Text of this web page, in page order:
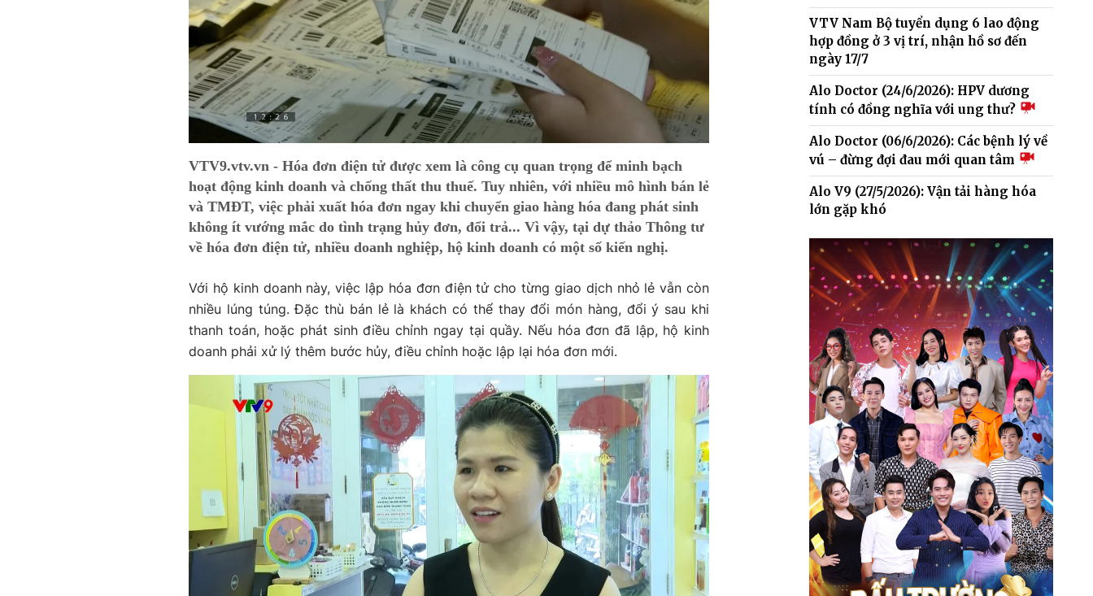
VTV9.vtv.vn - Hóa đơn điện tử được xem là công cụ quan trọng để minh bạch
hoạt động kinh doanh và chống thất thu thuế. Tuy nhiên, với nhiều mô hình bán lẻ
và TMĐT, việc phải xuất hóa đơn ngay khi chuyển giao hàng hóa đang phát sinh
không ít vướng mắc do tình trạng hủy đơn, đổi trả... Vì vậy, tại dự thảo Thông tư
về hóa đơn điện tử, nhiều doanh nghiệp, hộ kinh doanh có một số kiến nghị.
Với hộ kinh doanh này, việc lập hóa đơn điện tử cho từng giao dịch nhỏ lẻ vẫn còn
nhiều lúng túng. Đặc thù bán lẻ là khách có thể thay đổi món hàng, đổi ý sau khi
thanh toán, hoặc phát sinh điều chỉnh ngay tại quầy. Nếu hóa đơn đã lập, hộ kinh
doanh phải xử lý thêm bước hủy, điều chỉnh hoặc lập lại hóa đơn mới.
VTV Nam Bộ tuyển dụng 6 lao động
hợp đồng ở 3 vị trí, nhận hồ sơ đến
ngày 17/7
Alo Doctor (24/6/2026): HPV dương
tính có đồng nghĩa với ung thư?
Alo Doctor (06/6/2026): Các bệnh lý về
vú – đừng đợi đau mới quan tâm
Alo V9 (27/5/2026): Vận tải hàng hóa
lớn gặp khó